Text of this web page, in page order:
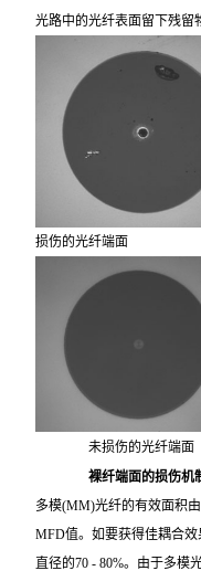
光路中的光纤表面留下残留
损伤的光纤端面
未损伤的光纤端面
裸纤端面的损伤机
多模(MM)光纤的有效面积
MFD值。如要获得佳耦合
直径的70 - 80%。由于多模